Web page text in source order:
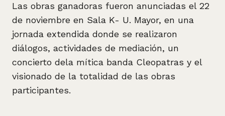
Las obras ganadoras fueron anunciadas el 22
de noviembre en Sala K- U. Mayor, en una
jornada extendida donde se realizaron
diálogos, actividades de mediación, un
concierto dela mítica banda Cleopatras y el
visionado de la totalidad de las obras
participantes.